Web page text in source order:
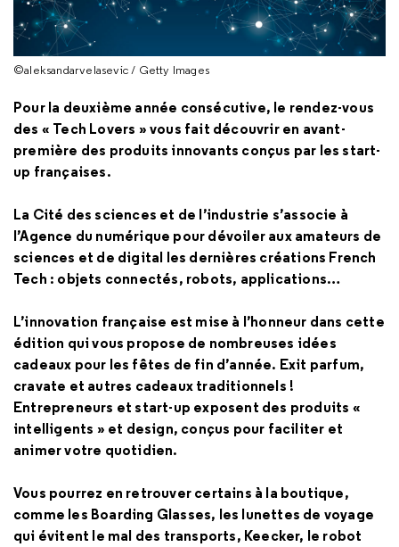
©aleksandarvelasevic / Getty Images
Pour la deuxième année consécutive, le rendez-vous
des « Tech Lovers » vous fait découvrir en avant-
première des produits innovants conçus par les start-
up françaises.
La Cité des sciences et de l’industrie s’associe à
l’Agence du numérique pour dévoiler aux amateurs de
sciences et de digital les dernières créations French
Tech : objets connectés, robots, applications…
L’innovation française est mise à l’honneur dans cette
édition qui vous propose de nombreuses idées
cadeaux pour les fêtes de fin d’année. Exit parfum,
cravate et autres cadeaux traditionnels !
Entrepreneurs et start-up exposent des produits «
intelligents » et design, conçus pour faciliter et
animer votre quotidien.
Vous pourrez en retrouver certains à la boutique,
comme les Boarding Glasses, les lunettes de voyage
qui évitent le mal des transports, Keecker, le robot